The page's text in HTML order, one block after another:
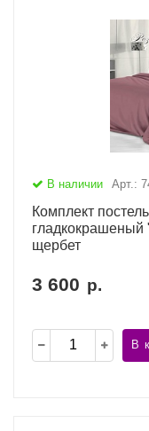
В наличии Арт.:
Комплект
щербет
3 600 р.
В